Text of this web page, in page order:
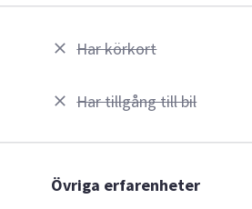
Har körkort
Har tillgång till bil
Övriga erfarenheter